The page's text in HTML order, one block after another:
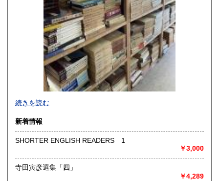
-
沿線名：-
最寄駅：-
営業時間：-
定休日：-
書籍の買取について
続きを読む
新着情報
SHORTER ENGLISH READERS 1
￥3,000
寺田寅彦選集「四」
￥4,289